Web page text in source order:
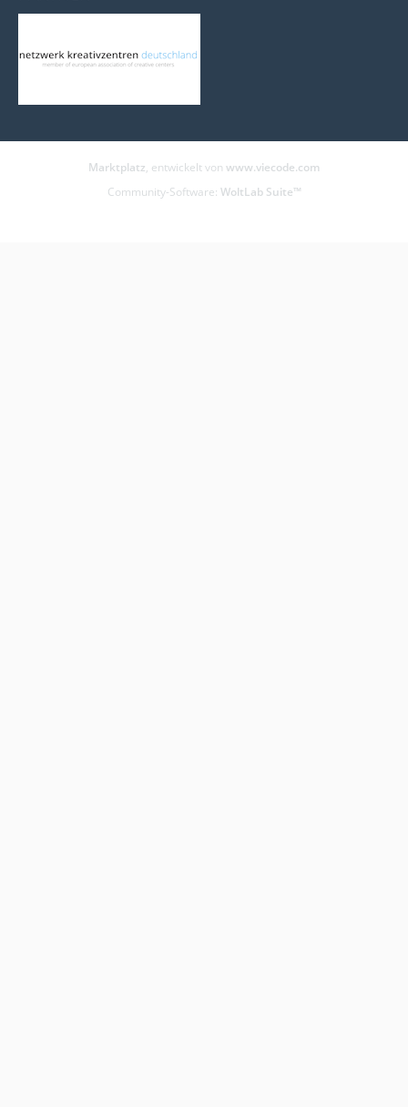
Marktplatz, entwickelt von www.viecode.com
Community-Software: WoltLab Suite™